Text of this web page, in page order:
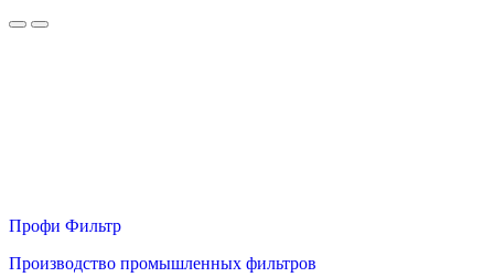
Профи Фильтр
Производство промышленных фильтров